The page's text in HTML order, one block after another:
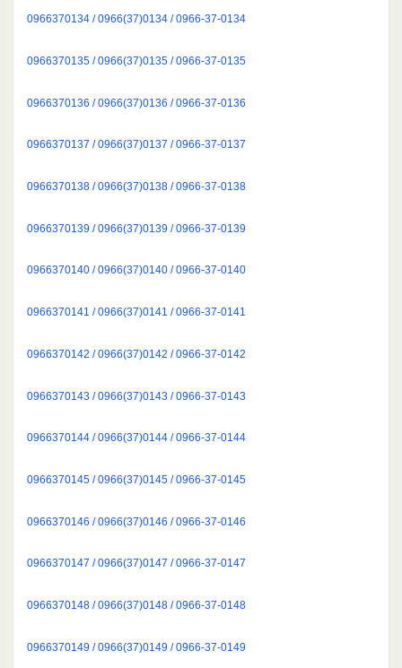
0966370134 / 0966(37)0134 / 0966-37-0134
0966370135 / 0966(37)0135 / 0966-37-0135
0966370136 / 0966(37)0136 / 0966-37-0136
0966370137 / 0966(37)0137 / 0966-37-0137
0966370138 / 0966(37)0138 / 0966-37-0138
0966370139 / 0966(37)0139 / 0966-37-0139
0966370140 / 0966(37)0140 / 0966-37-0140
0966370141 / 0966(37)0141 / 0966-37-0141
0966370142 / 0966(37)0142 / 0966-37-0142
0966370143 / 0966(37)0143 / 0966-37-0143
0966370144 / 0966(37)0144 / 0966-37-0144
0966370145 / 0966(37)0145 / 0966-37-0145
0966370146 / 0966(37)0146 / 0966-37-0146
0966370147 / 0966(37)0147 / 0966-37-0147
0966370148 / 0966(37)0148 / 0966-37-0148
0966370149 / 0966(37)0149 / 0966-37-0149